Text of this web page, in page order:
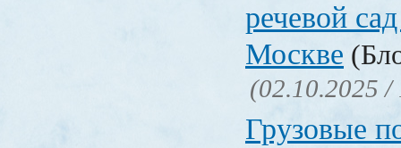
речевой
Москве
(02.10.2025 /
Грузовые